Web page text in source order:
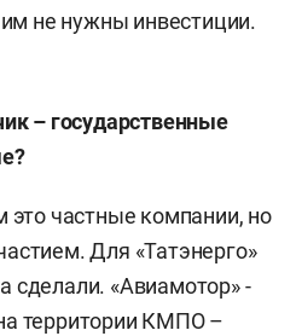
им не нужны инвестиции.
– государственные
это частные компании, но
Для «Татэнерго»
сделали. «Авиамотор» -
территории КМПО –